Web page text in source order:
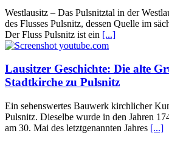
Westlausitz – Das Pulsnitztal in der
des Flusses Pulsnitz, dessen Quelle im
Der Fluss Pulsnitz ist ein [...]
Lausitzer Geschichte: Die alte
Stadtkirche zu Pulsnitz
Ein sehenswertes Bauwerk kirchlicher
Pulsnitz. Dieselbe wurde in den Jahren
am 30. Mai des letztgenannten Jahres [...]